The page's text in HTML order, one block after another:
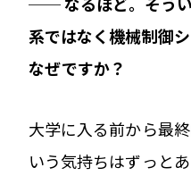
系ではなく機械制御
なぜですか？
大学に入る前から最
いう気持ちはずっと